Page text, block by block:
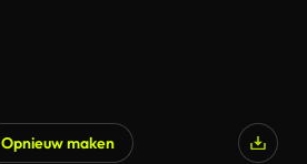
Opnieuw maken